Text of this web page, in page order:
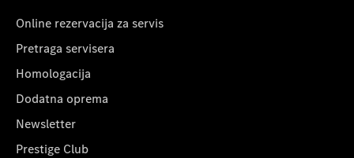
Online rezervacija za servis
Pretraga servisera
Homologacija
Dodatna oprema
Newsletter
Prestige Club